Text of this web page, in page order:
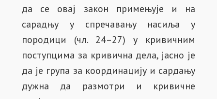
да се овај закон примењује и на
сарадњу у спречавању насиља у
породици (чл. 24–27) у кривичним
поступцима за кривична дела, јасно је
да је група за координацију и сардању
дужна да размотри и кривичне